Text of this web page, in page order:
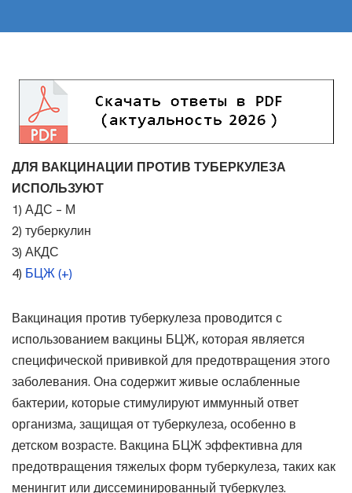
ДЛЯ ВАКЦИНАЦИИ ПРОТИВ ТУБЕРКУЛЕЗА
ИСПОЛЬЗУЮТ
1) АДС – М
2) туберкулин
3) АКДС
4) БЦЖ (+)
Вакцинация против туберкулеза проводится с
использованием вакцины БЦЖ, которая является
специфической прививкой для предотвращения этого
заболевания. Она содержит живые ослабленные
бактерии, которые стимулируют иммунный ответ
организма, защищая от туберкулеза, особенно в
детском возрасте. Вакцина БЦЖ эффективна для
предотвращения тяжелых форм туберкулеза, таких как
менингит или диссеминированный туберкулез.